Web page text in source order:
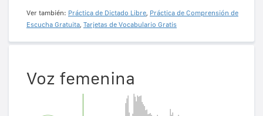
Ver también: Práctica de Dictado Libre, Práctica de Comprensión de
Escucha Gratuita, Tarjetas de Vocabulario Gratis
Voz femenina